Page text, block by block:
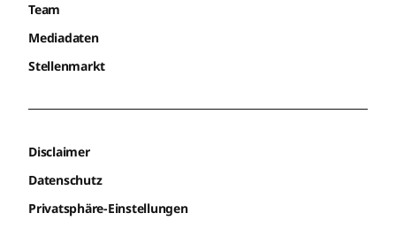
Team
Mediadaten
Stellenmarkt
Disclaimer
Datenschutz
Privatsphäre-Einstellungen